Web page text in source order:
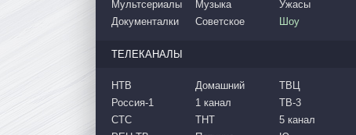
Мультсериалы
Документалки
Музыка
Советское
Ужасы
Шоу
ТЕЛЕКАНАЛЫ
НТВ
Россия-1
СТС
Домашний
1 канал
ТНТ
ТВЦ
ТВ-3
5 канал